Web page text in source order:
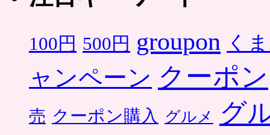
100円 500円 groupon く
ャンペーン クーポン
売 クーポン購入 グルメ グ